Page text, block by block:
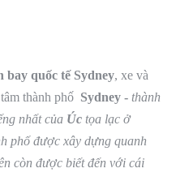
bay quốc tế Sydney, xe và
thành phố Sydney - thành
nhất của Úc tọa lạc ở
phố được xây dựng quanh
còn được biết đến với cái